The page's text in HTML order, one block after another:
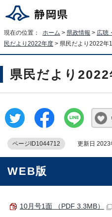
現在の位置： ホーム > 県政情報 > 広聴
民だより2022年度 > 県民だより2022年
県民だより
ページID1044712 更新日 2023
WEB版
10月号1面 （PDF 3.3MB）